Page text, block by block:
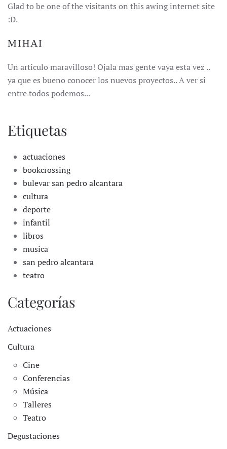
Glad to be one of the visitants on this awing internet site
:D.
MIHAI
Un articulo maravilloso! Ojala mas gente vaya esta vez ..
ya que es bueno conocer los nuevos proyectos.. A ver si
entre todos podemos...
Etiquetas
actuaciones
bookcrossing
bulevar san pedro alcantara
cultura
deporte
infantil
libros
musica
san pedro alcantara
teatro
Categorías
Actuaciones
Cultura
Cine
Conferencias
Música
Talleres
Teatro
Degustaciones